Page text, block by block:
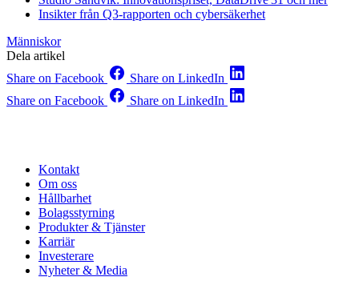
Insikter från Q3-rapporten och cybersäkerhet
Människor
Dela artikel
Share on Facebook
Share on LinkedIn
Share on Facebook
Share on LinkedIn
Kontakt
Om oss
Hållbarhet
Bolagsstyrning
Produkter & Tjänster
Karriär
Investerare
Nyheter & Media